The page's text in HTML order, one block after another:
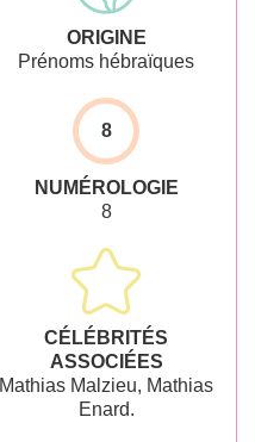
ORIGINE
Prénoms hébraïques
8
NUMÉROLOGIE
8
CÉLÉBRITÉS
ASSOCIÉES
Mathias Malzieu, Mathias
Enard.